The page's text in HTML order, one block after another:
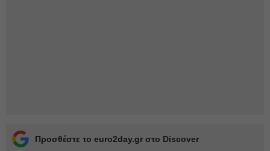
Προσθέστε το euro2day.gr στο Discover